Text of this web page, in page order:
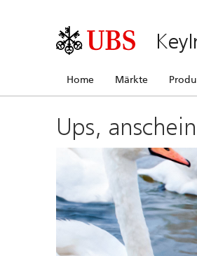
Home Märkte
Ups,